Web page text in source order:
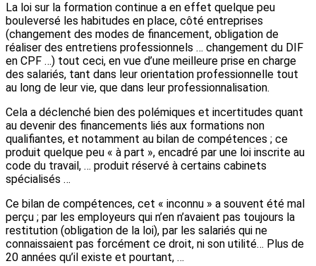
La loi sur la formation continue a en effet quelque peu
bouleversé les habitudes en place, côté entreprises
(changement des modes de financement, obligation de
réaliser des entretiens professionnels … changement du DIF
en CPF …) tout ceci, en vue d’une meilleure prise en charge
des salariés, tant dans leur orientation professionnelle tout
au long de leur vie, que dans leur professionnalisation.
Cela a déclenché bien des polémiques et incertitudes quant
au devenir des financements liés aux formations non
qualifiantes, et notamment au bilan de compétences ; ce
produit quelque peu « à part », encadré par une loi inscrite au
code du travail, … produit réservé à certains cabinets
spécialisés …
Ce bilan de compétences, cet « inconnu » a souvent été mal
perçu ; par les employeurs qui n’en n’avaient pas toujours la
restitution (obligation de la loi), par les salariés qui ne
connaissaient pas forcément ce droit, ni son utilité… Plus de
20 années qu’il existe et pourtant, …